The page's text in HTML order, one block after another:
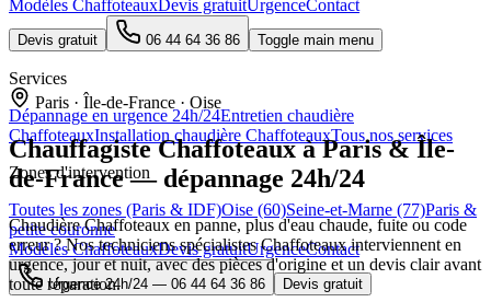
Modèles ChaffoteauxDevis gratuitUrgenceContact
Devis gratuit 06 44 64 36 86 Toggle main menu
Services
Dépannage en urgence 24h/24Entretien chaudière
ChaffoteauxInstallation chaudière ChaffoteauxTous nos services
Zones d'intervention
Toutes les zones (Paris & IDF)Oise (60)Seine-et-Marne (77)Paris &
petite couronne
Modèles ChaffoteauxDevis gratuitUrgenceContact
Urgence 24h/24 — 06 44 64 36 86 Devis gratuit
Paris · Île-de-France · Oise
ChauffagisteChaffoteauxà Paris & Île-
de-France — dépannage 24h/24
Chaudière Chaffoteaux en panne, plus d'eau chaude, fuite ou code
erreur ? Nos techniciens spécialistes Chaffoteaux interviennent en
urgence, jour et nuit, avec des pièces d'origine et un devis clair avant
toute réparation.